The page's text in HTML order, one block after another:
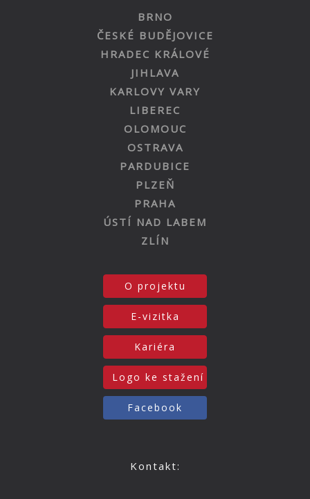
BRNO
ČESKÉ BUDĚJOVICE
HRADEC KRÁLOVÉ
JIHLAVA
KARLOVY VARY
LIBEREC
OLOMOUC
OSTRAVA
PARDUBICE
PLZEŇ
PRAHA
ÚSTÍ NAD LABEM
ZLÍN
O projektu
E-vizitka
Kariéra
Logo ke stažení
Facebook
Kontakt: